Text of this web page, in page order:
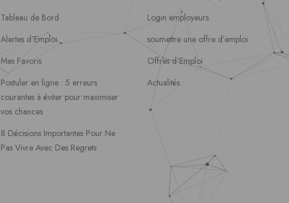
Tableau de Bord
Alertes d’Emploi
Mes Favoris
Postuler en ligne : 5 erreurs
courantes à éviter pour maximiser
vos chances
8 Décisions Importantes Pour Ne
Pas Vivre Avec Des Regrets
Login employeurs
soumettre une offre d’emploi
Offres d’Emploi
Actualités